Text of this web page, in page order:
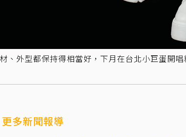
、外型都保持得相當好，下月在台北小巨蛋開
更多新聞報導